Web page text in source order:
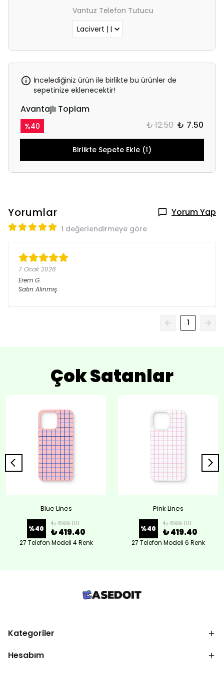
Vantuz Telefon Tutucu
İncelediğiniz ürün ile birlikte bu ürünler de
sepetinize eklenecektir!
Avantajlı Toplam
%40 ₺ 12.50 ₺ 7.50
Birlikte Sepete Ekle (1)
Yorumlar Yorum Yap
1 değerlendirmeye göre
7 Ocak 2026
Erem G.
Satın Alınmış
1
Çok Satanlar
Blue Lines
%40
₺ 699.00
₺ 419.40
27 Telefon Modeli 4 Renk
Pink Lines
%40
₺ 699.00
₺ 419.40
27 Telefon Modeli 6 Renk
Kategoriler
Hesabım